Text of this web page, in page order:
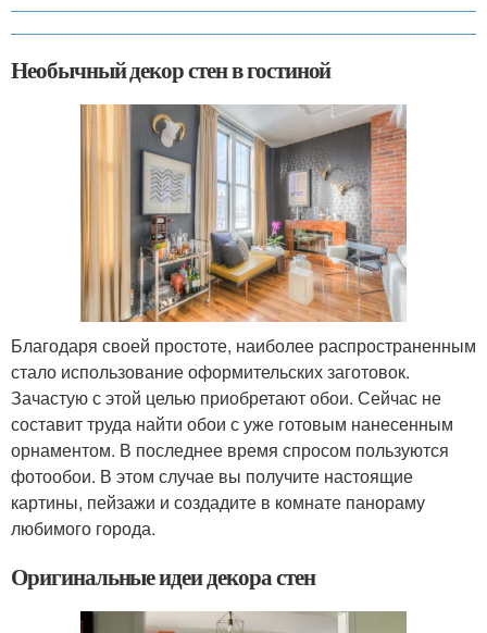
Необычный декор стен в гостиной
Благодаря своей простоте, наиболее распространенным
стало использование оформительских заготовок.
Зачастую с этой целью приобретают обои. Сейчас не
составит труда найти обои с уже готовым нанесенным
орнаментом. В последнее время спросом пользуются
фотообои. В этом случае вы получите настоящие
картины, пейзажи и создадите в комнате панораму
любимого города.
Оригинальные идеи декора стен